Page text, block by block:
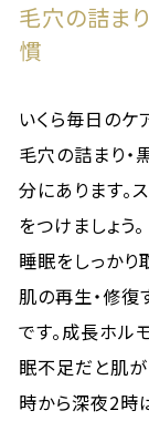
毛穴の詰ま
慣
いくら毎日のケ
毛穴の詰まり・
分にあります。
をつけましょう。
睡眠をしっかり
肌の再生・修復
です。成長ホル
眠不足だと肌が
時から深夜2時